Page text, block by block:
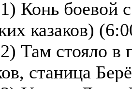
Конь боевой
казаков)
Там стояло в
станица